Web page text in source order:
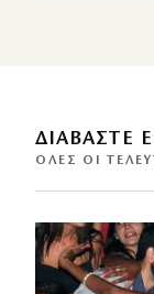
ΔΙΑΒΑΣΤΕ
ΌΛΕΣ ΟΙ